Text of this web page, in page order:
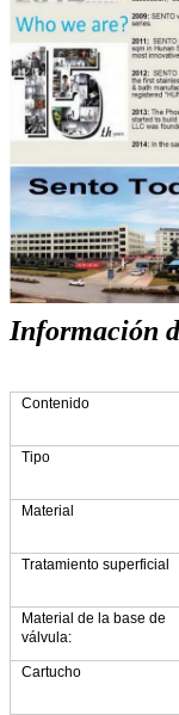
Información
Contenido
Tipo
Material
Tratamiento superficial
Material de la base de
válvula:
Cartucho